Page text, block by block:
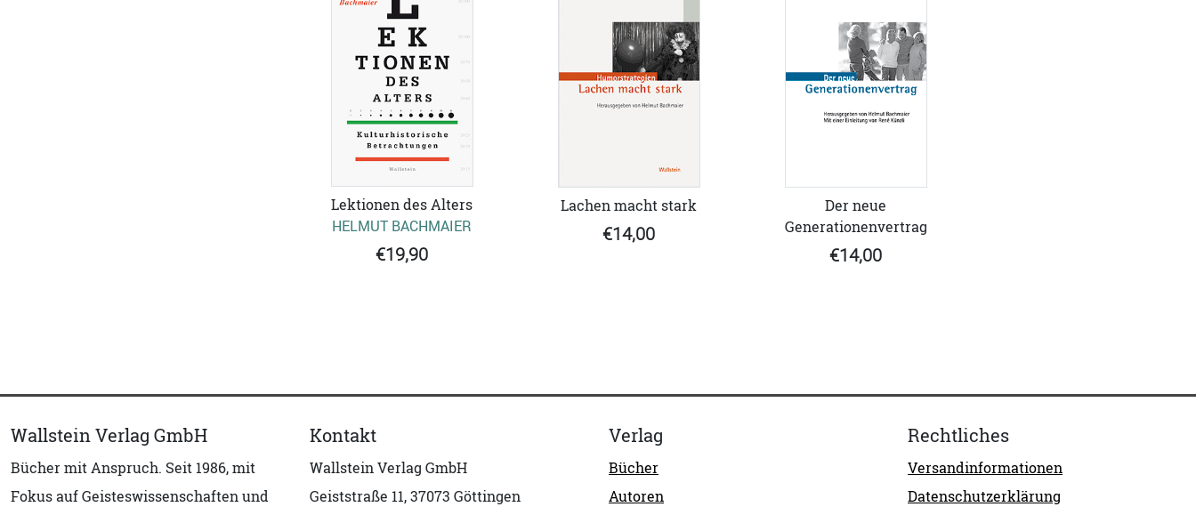
Lektionen des Alters
HELMUT BACHMAIER
€19,90
Lachen macht stark
€14,00
Der neue
Generationenvertrag
€14,00
Wallstein Verlag GmbH
Bücher mit Anspruch. Seit 1986, mit
Fokus auf Geisteswissenschaften und
Kontakt
Wallstein Verlag GmbH
Geiststraße 11, 37073 Göttingen
Verlag
Bücher
Autoren
Rechtliches
Versandinformationen
Datenschutzerklärung